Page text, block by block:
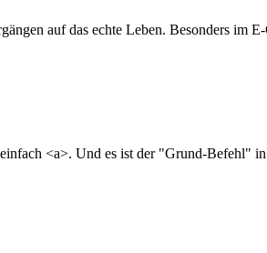
auf das echte Leben. Besonders im
<a>. Und es ist der "Grund-Befehl"